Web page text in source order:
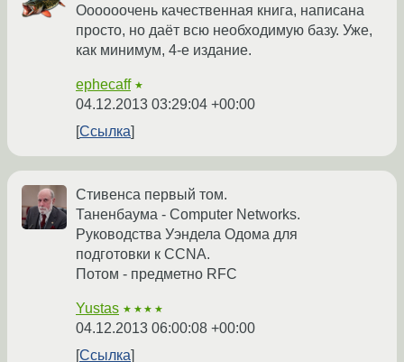
Оооооочень качественная книга, написана
просто, но даёт всю необходимую базу. Уже,
как минимум, 4-е издание.
ephecaff ★
04.12.2013 03:29:04 +00:00
Ссылка
Стивенса первый том.
Таненбаума - Computer Networks.
Руководства Уэндела Одома для
подготовки к CCNA.
Потом - предметно RFC
Yustas ★★★★
04.12.2013 06:00:08 +00:00
Ссылка